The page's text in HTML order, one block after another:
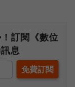
訂閱《數位
息